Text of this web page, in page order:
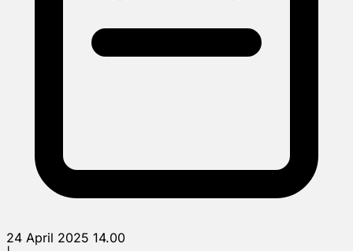
24 April 2025 14.00